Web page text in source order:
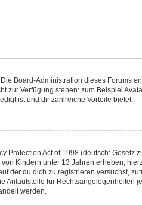
Board-Administration dieses Forums
zur Verfügung stehen: zum Beispiel
ist und dir zahlreiche Vorteile bietet.
Protection Act of 1998 (deutsch:
Kindern unter 13 Jahren erheben,
der du dich zu registrieren versuchst,
Anlaufstelle für Rechtsangelegenheiten
werden.